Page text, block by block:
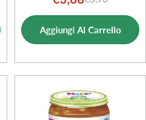
di
vendita
normale
Aggiungi Al Carrello